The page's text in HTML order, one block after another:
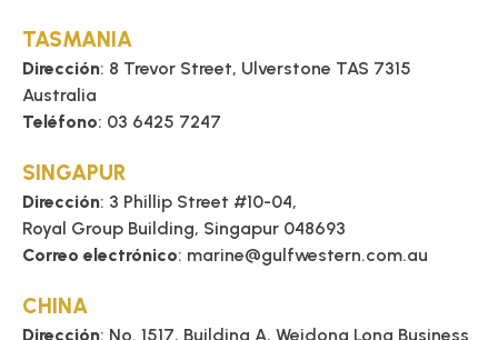
TASMANIA
Dirección: 8 Trevor Street, Ulverstone TAS 7315
Australia
Teléfono: 03 6425 7247
SINGAPUR
Dirección: 3 Phillip Street #10-04,
Royal Group Building, Singapur 048693
Correo electrónico: marine@gulfwestern.com.au
CHINA
Dirección: No. 1517, Building A, Weidong Long Business